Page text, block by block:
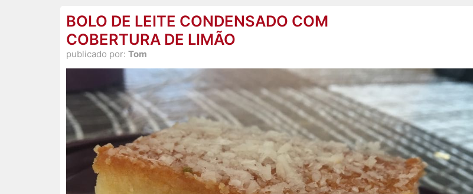
BOLO DE LEITE CONDENSADO COM
COBERTURA DE LIMÃO
publicado por: Tom